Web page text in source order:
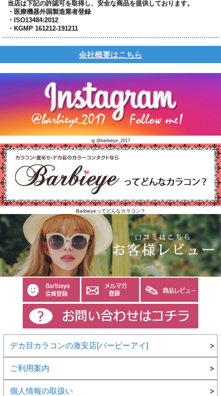
当店は下記の許認可を取得し、安全な商品を提供しております。
・医療機器外国製造業者登録
・ISO13484:2012
・KGMP 161212-191211
会社概要はこちら
ig @barbieye_2017
Barbieyeってどんなカラコン？
デカ目カラコンの激安店[バービーアイ]
ご利用案内
個人情報の取扱い